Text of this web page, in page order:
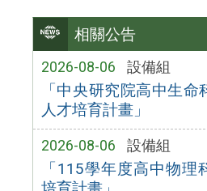
相關公告
2026-08-06 設備組
「中央研究院高中生命
人才培育計畫」
2026-08-06 設備組
「115學年度高中物理